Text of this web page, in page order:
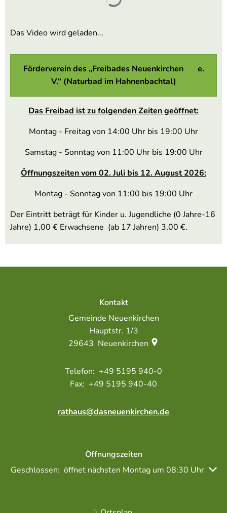
Das Video wird geladen...
Förderverein des „Freibades Neuenkirchen e.
V.“ (Naturbad im Hahnenbachtal)
Das Freibad ist zu folgenden Zeiten geöffnet:
Montag - Freitag von 14:00 Uhr bis 19:00 Uhr
Samstag - Sonntag von 11:00 Uhr bis 19:00 Uhr
Öffnungszeiten vom 02. Juli bis 12. August 2026:
Montag - Sonntag von 11:00 bis 19:00 Uhr
Der Eintritt beträgt für Kinder u. Jugendliche (0 Jahre-16
Jahre) 1,00 € Erwachsene (ab 17 Jahren) 3,00 €.
Kontakt
Gemeinde Neuenkirchen
Hauptstr. 1/3
29643 Neuenkirchen
+49 5195 940-0
+49 5195 940-40
rathaus@dasneuenkirchen.de
Öffnungszeiten
Klicken, um weitere Öffnungs- oder Schließzeiten
Geschlossen: öffnet nächsten Montag um 08:30 Uhr